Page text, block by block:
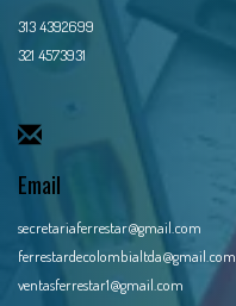
313 4392699
321 4573931
Email
secretariaferrestar@gmail.com
ferrestardecolombialtda@gmail.com
ventasferrestar1@gmail.com